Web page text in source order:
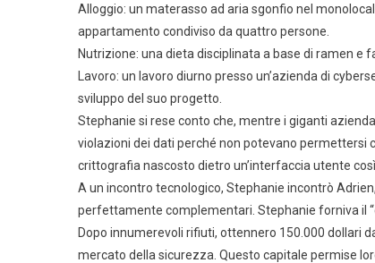
Alloggio: un materasso ad aria sgonfio nel
appartamento condiviso da quattro persone.
Nutrizione: una dieta disciplinata a base di ramen e
Lavoro: un lavoro diurno presso un’azienda di
sviluppo del suo progetto.
Stephanie si rese conto che, mentre i giganti
violazioni dei dati perché non potevano permettersi
crittografia nascosto dietro un’interfaccia utente
A un incontro tecnologico, Stephanie incontrò
perfettamente complementari. Stephanie forniva il
Dopo innumerevoli rifiuti, ottennero 150.000 dollari
mercato della sicurezza. Questo capitale permise